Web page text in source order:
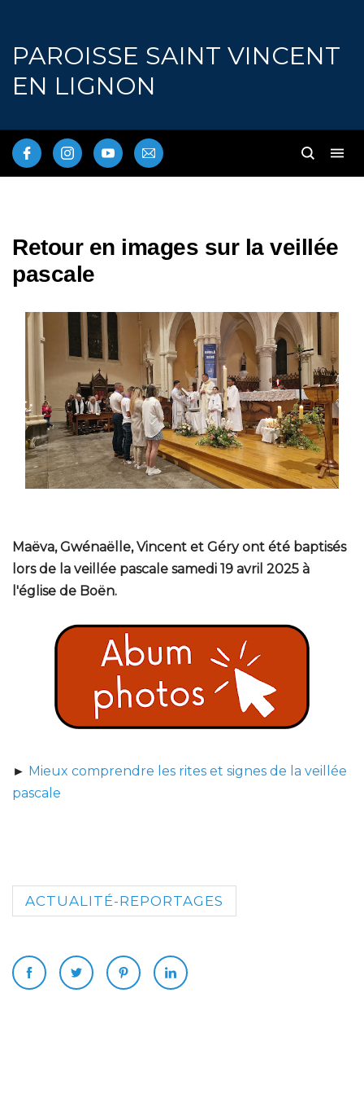
PAROISSE SAINT VINCENT
EN LIGNON
Retour en images sur la veillée
pascale
Maëva, Gwénaëlle, Vincent et Géry ont été baptisés
lors de la veillée pascale samedi 19 avril 2025 à
l'église de Boën.
► Mieux comprendre les rites et signes de la veillée
pascale
ACTUALITÉ-REPORTAGES